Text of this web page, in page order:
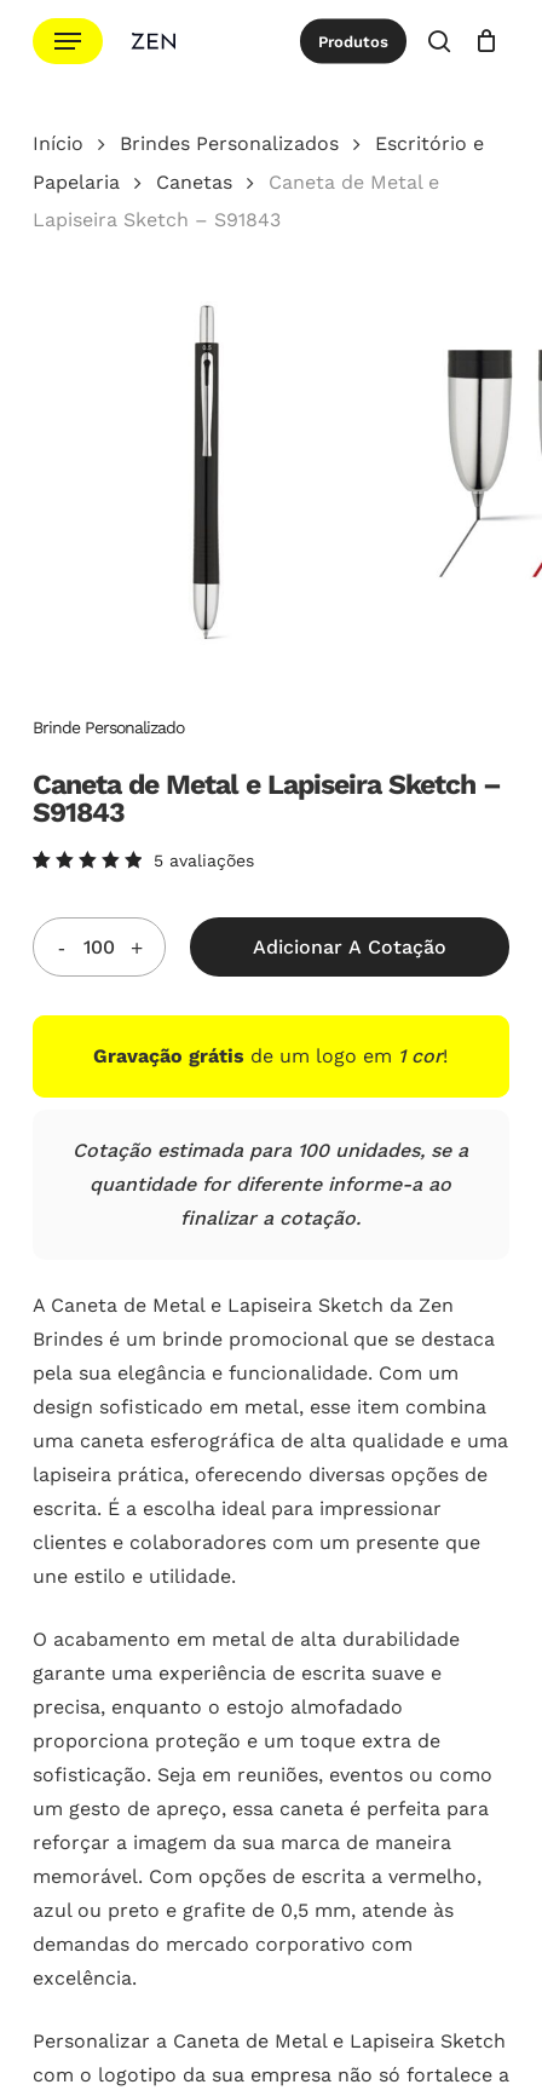
para
principal
Menu Produtos
procurar
Cotação Close
Início Brindes Personalizados
Escritório e
Papelaria
Canetas
Caneta de Metal e
Lapiseira Sketch – S91843
Brinde Personalizado
Caneta de Metal e Lapiseira Sketch –
S91843
5.00de
5, com
baseado
em
clientes
5avaliações
Adicionar A Cotação
Gravação grátis de um logo em 1 cor!
Cotação estimada para 100 unidades, se a
quantidade for diferente informe-a ao
finalizar a cotação.
A Caneta de Metal e Lapiseira Sketch da Zen
Brindes é um brinde promocional que se destaca
pela sua elegância e funcionalidade. Com um
design sofisticado em metal, esse item combina
uma caneta esferográfica de alta qualidade e uma
lapiseira prática, oferecendo diversas opções de
escrita. É a escolha ideal para impressionar
clientes e colaboradores com um presente que
une estilo e utilidade.
O acabamento em metal de alta durabilidade
garante uma experiência de escrita suave e
precisa, enquanto o estojo almofadado
proporciona proteção e um toque extra de
sofisticação. Seja em reuniões, eventos ou como
um gesto de apreço, essa caneta é perfeita para
reforçar a imagem da sua marca de maneira
memorável. Com opções de escrita a vermelho,
azul ou preto e grafite de 0,5 mm, atende às
demandas do mercado corporativo com
excelência.
Personalizar a Caneta de Metal e Lapiseira Sketch
com o logotipo da sua empresa não só fortalece a